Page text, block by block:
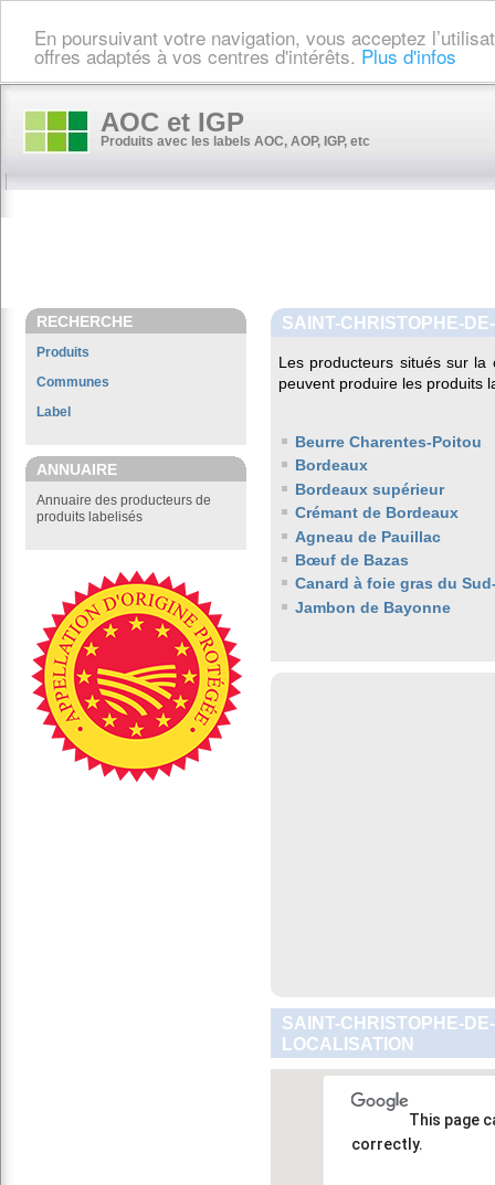
En poursuivant votre navigation, vous acceptez
offres adaptés à vos centres d'intérêts. Plus d'infos
AOC et IGP
Produits avec les labels AOC, AOP, IGP, etc
RECHERCHE
Produits
Communes
Label
ANNUAIRE
Annuaire des producteurs de
produits labelisés
SAINT-CHRISTOPHE-
Les producteurs situés sur
peuvent produire les produits
Beurre Charentes-Poitou
Bordeaux
Bordeaux supérieur
Crémant de Bordeaux
Agneau de Pauillac
Bœuf de Bazas
Canard à foie gras du
Jambon de Bayonne
SAINT-CHRISTOPHE-
LOCALISATION
This page
correctly.